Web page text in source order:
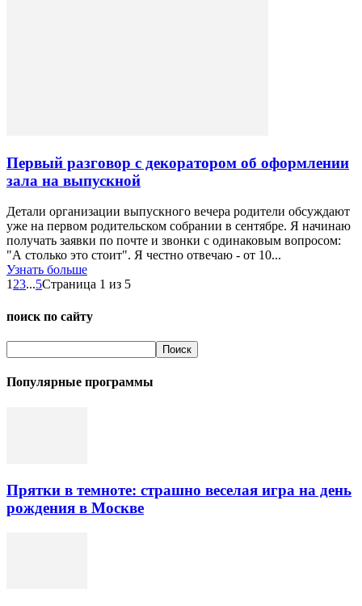
Первый разговор с декоратором об оформлении
зала на выпускной
Детали организации выпускного вечера родители обсуждают
уже на первом родительском собрании в сентябре. Я начинаю
получать заявки по почте и звонки с одинаковым вопросом:
"А столько это стоит". Я честно отвечаю - от 10...
Узнать больше
123...5Страница 1 из 5
поиск по сайту
Популярные программы
Прятки в темноте: страшно веселая игра на день
рождения в Москве